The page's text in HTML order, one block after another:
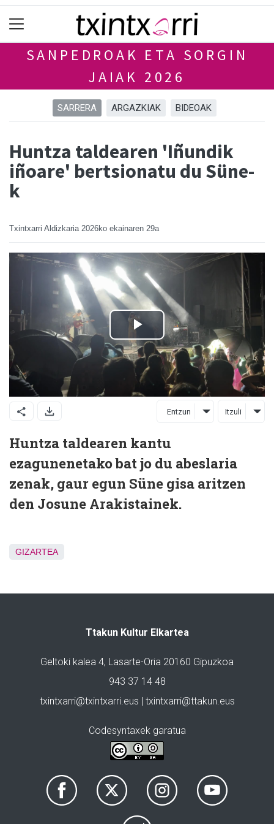
SANPEDROAK ETA SORGIN
JAIAK 2026
SARRERA ARGAZKIAK BIDEOAK
Huntza taldearen 'Iñundik
iñoare' bertsionatu du Süne-
k
Txintxarri Aldizkaria 2026ko ekainaren 29a
Entzun Itzuli
Huntza taldearen kantu
ezagunenetako bat jo du abeslaria
zenak, gaur egun Süne gisa aritzen
den Josune Arakistainek.
GIZARTEA
Ttakun Kultur Elkartea
Geltoki kalea 4, Lasarte-Oria 20160 Gipuzkoa
943 37 14 48
txintxarri@txintxarri.eus | txintxarri@ttakun.eus
Codesyntaxek garatua